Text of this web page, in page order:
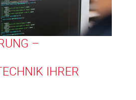
–
IHRER